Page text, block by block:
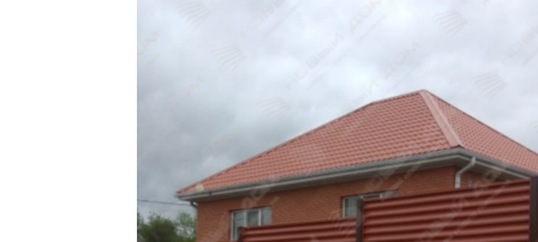
Заборы и ограждения для детских
Заборы для дачи
Элитные заборы для коттеджей
Заборы и ограждения для школ
Забор на участок 10 соток